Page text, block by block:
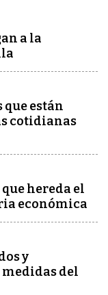
a la
que están
cotidianas
hereda el
económica
y
del